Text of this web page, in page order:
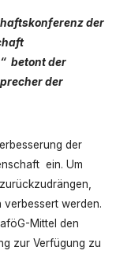
der
betont der
der
der
ein. Um
verbessert werden.
Mittel den
zur Verfügung zu